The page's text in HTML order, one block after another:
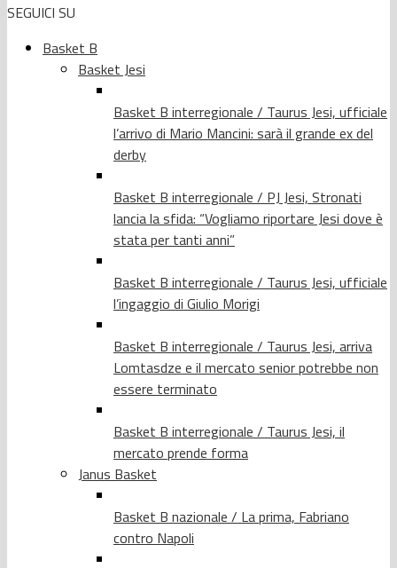
SEGUICI SU
Basket B
Basket Jesi
Basket B interregionale / Taurus Jesi, ufficiale
l’arrivo di Mario Mancini: sarà il grande ex del
derby
Basket B interregionale / PJ Jesi, Stronati
lancia la sfida: “Vogliamo riportare Jesi dove è
stata per tanti anni”
Basket B interregionale / Taurus Jesi, ufficiale
l’ingaggio di Giulio Morigi
Basket B interregionale / Taurus Jesi, arriva
Lomtasdze e il mercato senior potrebbe non
essere terminato
Basket B interregionale / Taurus Jesi, il
mercato prende forma
Janus Basket
Basket B nazionale / La prima, Fabriano
contro Napoli